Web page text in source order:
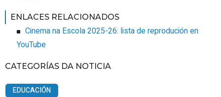
ENLACES RELACIONADOS
Cinema na Escola 2025-26: lista de reprodución en
YouTube
CATEGORÍAS DA NOTICIA
EDUCACIÓN